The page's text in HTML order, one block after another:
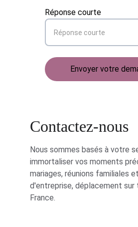
Réponse courte
Envoyer votre
Contactez-nous
Nous sommes basés à votre
immortaliser vos moments
mariages, réunions familiales
d'entreprise, déplacement sur
France.